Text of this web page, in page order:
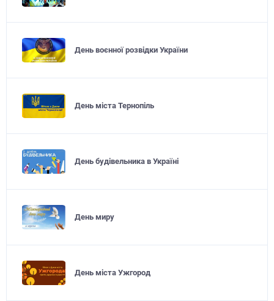
День воєнної розвідки України
День міста Тернопіль
День будівельника в Україні
День миру
День міста Ужгород